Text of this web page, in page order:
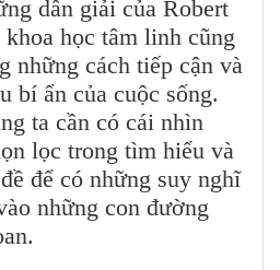
dẫn giải của Robert
học tâm linh cũng
những cách tiếp cận và
bí ẩn của cuộc sống.
ta cần có cái nhìn
lọc trong tìm hiểu và
để có những suy nghĩ
những con đường